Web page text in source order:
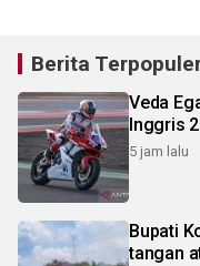
Berita
Veda
Inggris
5 jam lalu
Bupati
tangan